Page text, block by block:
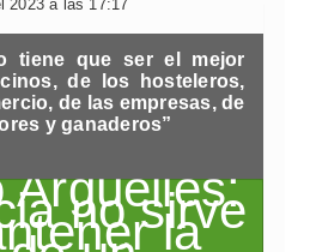
2023 a las 17:17
tiene que ser el mejor
de los hosteleros,
de las empresas, de
y ganaderos”